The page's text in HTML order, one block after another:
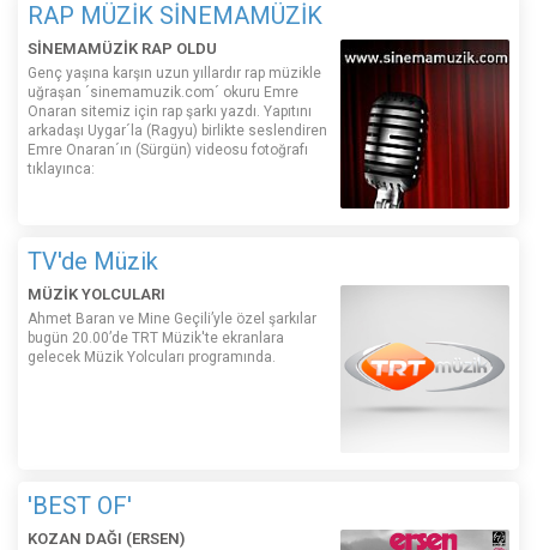
RAP MÜZİK SİNEMAMÜZİK
SİNEMAMÜZİK RAP OLDU
Genç yaşına karşın uzun yıllardır rap müzikle
uğraşan ´sinemamuzik.com´ okuru Emre
Onaran sitemiz için rap şarkı yazdı. Yapıtını
arkadaşı Uygar´la (Ragyu) birlikte seslendiren
Emre Onaran´ın (Sürgün) videosu fotoğrafı
tıklayınca:
TV'de Müzik
MÜZİK YOLCULARI
Ahmet Baran ve Mine Geçili’yle özel şarkılar
bugün 20.00’de TRT Müzik'te ekranlara
gelecek Müzik Yolcuları programında.
'BEST OF'
KOZAN DAĞI (ERSEN)